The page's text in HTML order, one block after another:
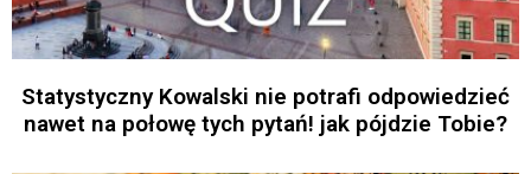
Statystyczny Kowalski nie potrafi odpowiedzieć
nawet na połowę tych pytań! jak pójdzie Tobie?